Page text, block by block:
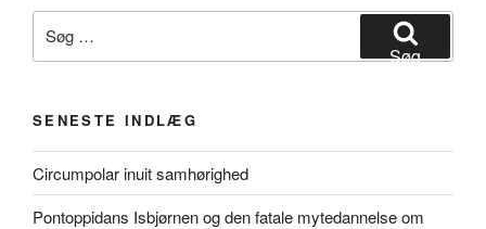
efter:
Søg
SENESTE INDLÆG
Circumpolar inuit samhørighed
Pontoppidans Isbjørnen og den fatale mytedannelse om